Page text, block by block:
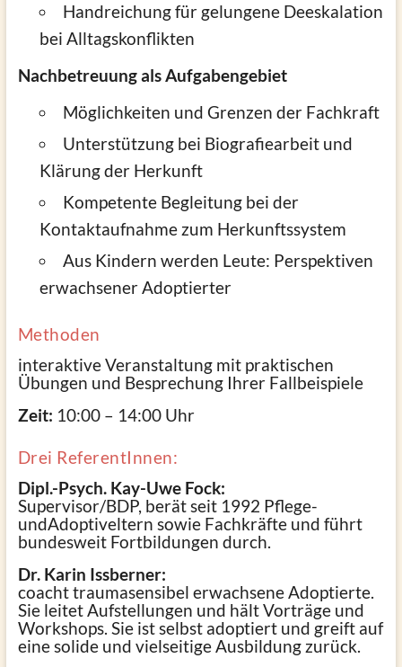
Handreichung für gelungene Deeskalation
bei Alltagskonflikten
Nachbetreuung als Aufgabengebiet
Möglichkeiten und Grenzen der Fachkraft
Unterstützung bei Biografiearbeit und
Klärung der Herkunft
Kompetente Begleitung bei der
Kontaktaufnahme zum Herkunftssystem
Aus Kindern werden Leute: Perspektiven
erwachsener Adoptierter
Methoden
interaktive Veranstaltung mit praktischen
Übungen und Besprechung Ihrer Fallbeispiele
Zeit: 10:00 – 14:00 Uhr
Drei ReferentInnen:
Dipl.-Psych. Kay-Uwe Fock:
Supervisor/BDP, berät seit 1992 Pflege-
undAdoptiveltern sowie Fachkräfte und führt
bundesweit Fortbildungen durch.
Dr. Karin Issberner:
coacht traumasensibel erwachsene Adoptierte.
Sie leitet Aufstellungen und hält Vorträge und
Workshops. Sie ist selbst adoptiert und greift auf
eine solide und vielseitige Ausbildung zurück.